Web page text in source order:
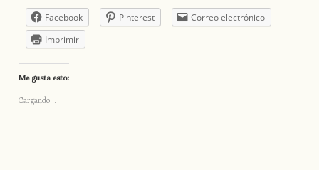
Facebook Pinterest
Correo electrónico
Imprimir
Me gusta esto:
Cargando...